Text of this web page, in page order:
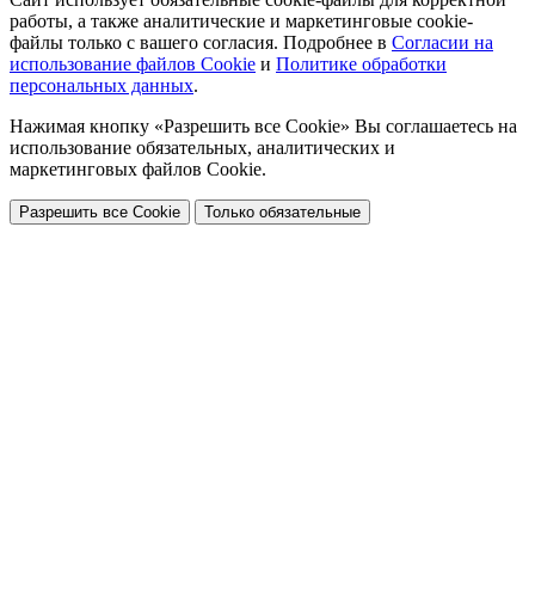
работы, а также аналитические и маркетинговые cookie-
файлы только с вашего согласия. Подробнее в Согласии на
использование файлов Cookie и Политике обработки
персональных данных.
Нажимая кнопку «Разрешить все Cookie» Вы соглашаетесь на
использование обязательных, аналитических и
маркетинговых файлов Cookie.
Разрешить все Cookie Только обязательные